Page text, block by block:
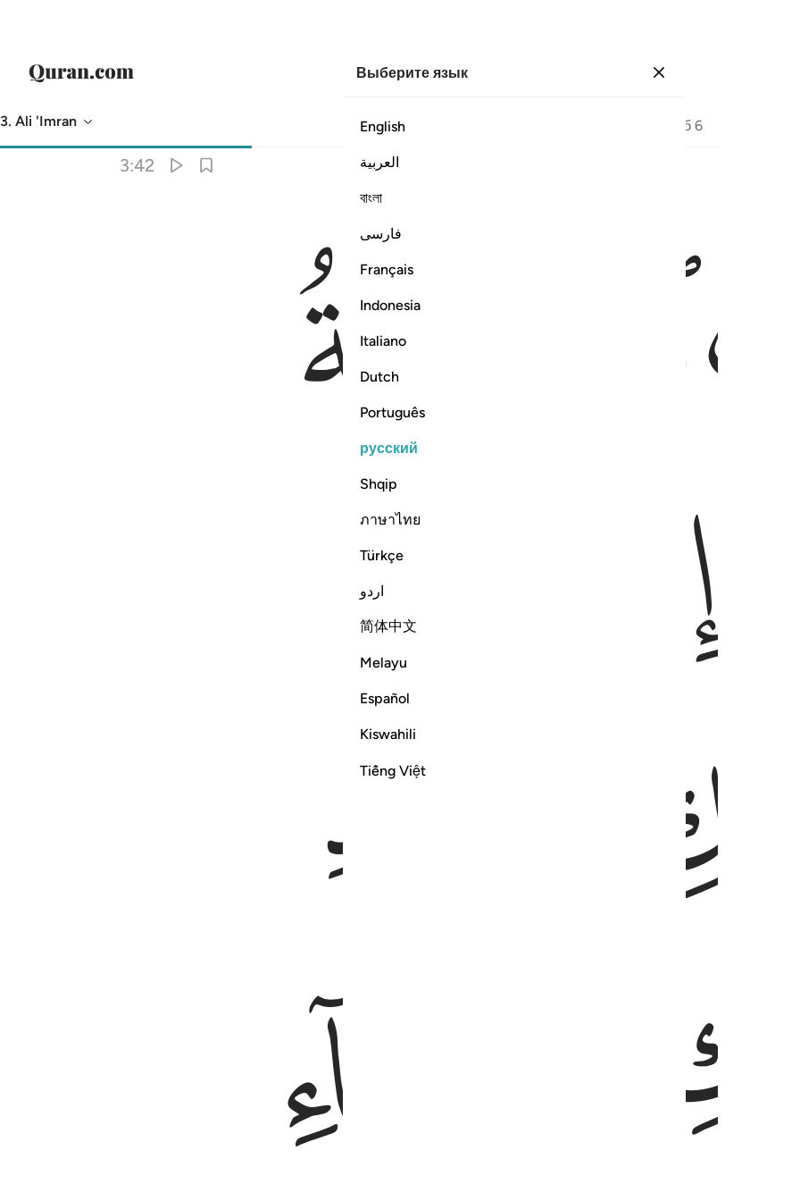
Выберите язык
English
العربية
বাংলা
فارسی
Français
Indonesia
Italiano
Dutch
Português
русский
Shqip
ภาษาไทย
Türkçe
اردو
简体中文
Melayu
Español
Kiswahili
Tiếng Việt
3. Ali 'Imran Хизб 6
3:42
ﲔ
ﲖ
ﲙ
ﲜ